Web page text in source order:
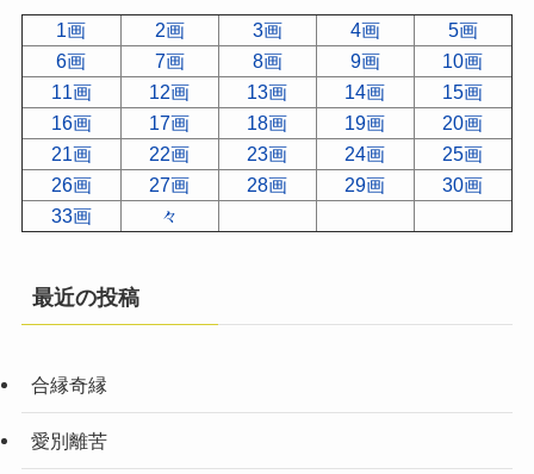
1画 2画 3画 4画
5画
6画
7画 8画 9画
10画
11画
12画 13画 14画
15画
16画
17画 18画 19画
20画
21画
22画 23画 24画
25画
26画
27画 28画 29画
30画
33画
々
最近の投稿
合縁奇縁
愛別離苦